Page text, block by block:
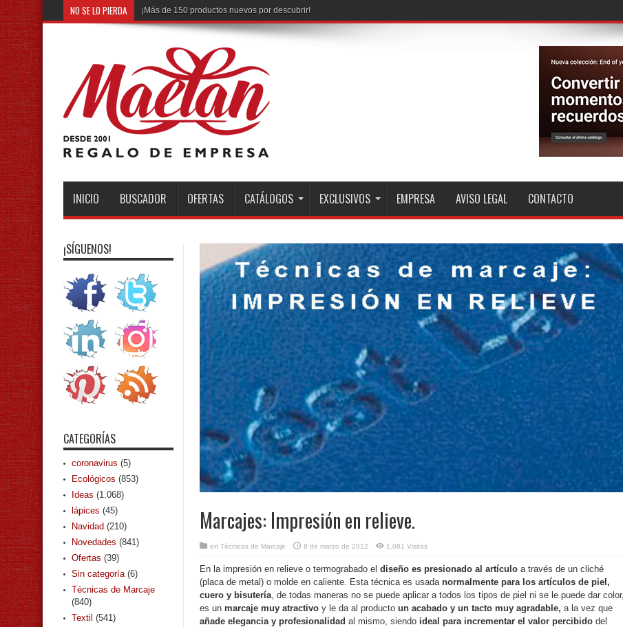
NO SE LO PIERDA Diseña t
INICIO BUSCADOR OFERTAS CATÁLOGOS EXCLUSIVOS EMPRESA AVISO LEGAL CONTACTO
Marcajes: Impresión en relieve.
en Técnicas de Marcaje 8 de marzo de 2012 1,081 Visitas
En la impresión en relieve o termograbado el diseño es presionado al artículo a través de un cliché
(placa de metal) o molde en caliente. Esta técnica es usada normalmente para los artículos de piel,
cuero y bisutería , de todas maneras no se puede aplicar a todos los tipos de piel ni se le puede dar color,
es un marcaje muy atractivo y le da al producto un acabado y un tacto muy agradable, a la vez que
añade elegancia y profesionalidad al mismo, siendo ideal para incrementar el valor percibido del
¡SÍGUENOS!
CATEGORÍAS
coronavirus (5)
Ecológicos (853)
Ideas (1.068)
lápices (45)
Navidad (210)
Novedades (841)
Ofertas (39)
Sin categoría(6)
Técnicas de Marcaje
(840)
Textil (541)